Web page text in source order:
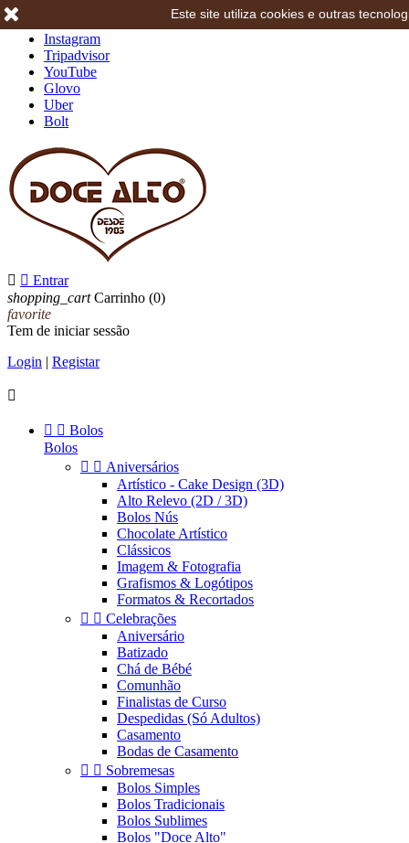
Instagram
Tripadvisor
YouTube
Glovo
Uber
Bolt
  Entrar
shopping_cart Carrinho (0)
favorite
Tem de iniciar sessão
Login | Registar

  Bolos
Bolos
  Aniversários
Artístico - Cake Design (3D)
Alto Relevo (2D / 3D)
Bolos Nús
Chocolate Artístico
Clássicos
Imagem & Fotografia
Grafismos & Logótipos
Formatos & Recortados
  Celebrações
Aniversário
Batizado
Chá de Bébé
Comunhão
Finalistas de Curso
Despedidas (Só Adultos)
Casamento
Bodas de Casamento
  Sobremesas
Bolos Simples
Bolos Tradicionais
Bolos Sublimes
Bolos "Doce Alto"
Este site utiliza cookies e outras